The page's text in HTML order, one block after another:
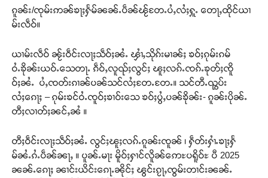
ၵူၼ်း/ၸုမ်းဢၼ်ၶႃႈႁႅမ်ၼၼ်ႉပဵၼ်ၽႂ်တႄႉပႆႇလႆႈႁူႉ တေႃႇထိုင်ယၢ
မ်းလဵဝ်။
ယၢမ်းလဵဝ် ၼႂ်းဝဵင်းလႃႈသဵဝ်ႈၼႆႉ ၾၢႆႇသိုၵ်းမၢၼ်ႈ ၶဝ်ႈၵုမ်းၵမ်
ဝႆႉၶိုၼ်းယဝ်ႉသေတႃႉ ၵဵဝ်ႇလူၺ်ႈလွင်ႈ ၽူႈလၵ်ႉၸၵ်ႉၶုတ်ႈၸိူ
ဝ်ႈၼႆႉ ပႆႇၸတ်းၵၢၼ်ပၼ်သင်လႆႈတႄႉတႄႉ။ သင်တီႉၺွပ်း
လႆႈၵေႃႈ – ၵုမ်းၶင်ဝႆႉၸူဝ်ႈၶၢဝ်းသေ ၶဝ်ႈပွႆႇပၼ်ၶိုၼ်း- ၵူၼ်းပိုၼ်ႉ
တီႈလၢတ်ႈၼင်ႇၼႆ ။
တီႈဝဵင်းလႃႈသဵဝ်ႈၼႆႉ လွင်ႈၽူႈလၵ်ႉၵူၼ်းၸူၼ် ၊ ႁဵတ်းႁၢႆႉၶႃႈႁႅ
မ်ၼႆႉၵႆႉပဵၼ်ၼႃႇ ။ ပူၼ်ႉမႃး မိူဝ်ႈႁၢင်လိူၼ်ဢေႊပရိူဝ်ႊ ပီ 2025
ၼၼ်ႉၵေႃႈ ၼၢင်းယိင်းၵေႃႉၼိုင်ႈ ၽွင်းၵႂႃႇၸွမ်းတၢင်းၼၼ်ႉ